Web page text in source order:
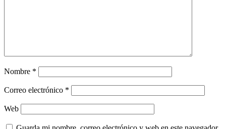
Nombre *
Correo electrónico *
Web